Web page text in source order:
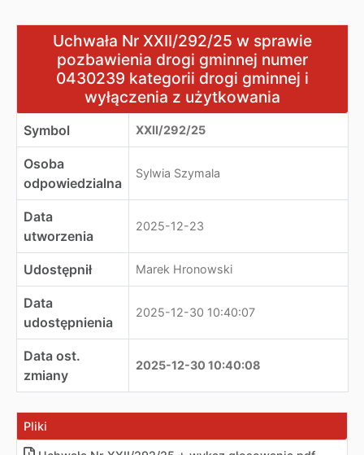
Uchwała Nr XXII/292/25 w sprawie pozbawienia
Uchwała Nr XXII/292/25 w sprawie
pozbawienia drogi gminnej numer
0430239 kategorii drogi gminnej i
wyłączenia z użytkowania
Symbol XXII/292/25
Osoba
odpowiedzialna
Sylwia Szymala
Data
utworzenia
2025-12-23
Udostępnił Marek Hronowski
Data
udostępnienia
2025-12-30 10:40:07
Data ost.
zmiany
2025-12-30 10:40:08
Pliki